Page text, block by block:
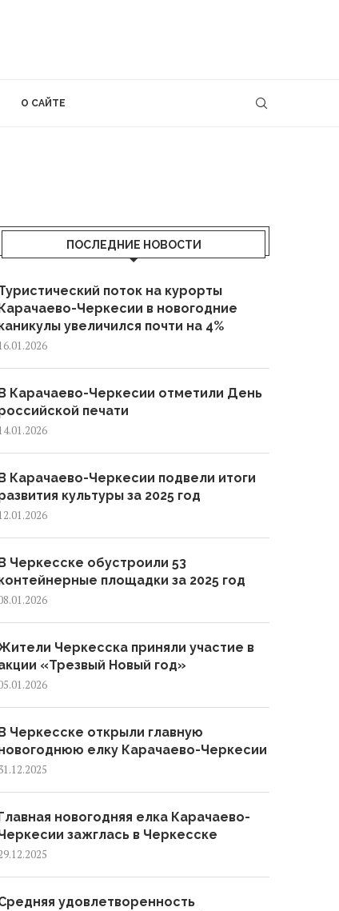
О САЙТЕ
ПОСЛЕДНИЕ НОВОСТИ
поток на курорты
Черкесии в новогодние
увеличился почти на 4%
Карачаево-Черкесии отметили День
печати
Карачаево-Черкесии подвели итоги
культуры за 2025 год
Черкесске обустроили 53
площадки за 2025 год
Черкесска приняли участие в
«Трезвый Новый год»
Черкесске открыли главную
елку Карачаево-Черкесии
новогодняя елка Карачаево-
зажглась в Черкесске
удовлетворенность